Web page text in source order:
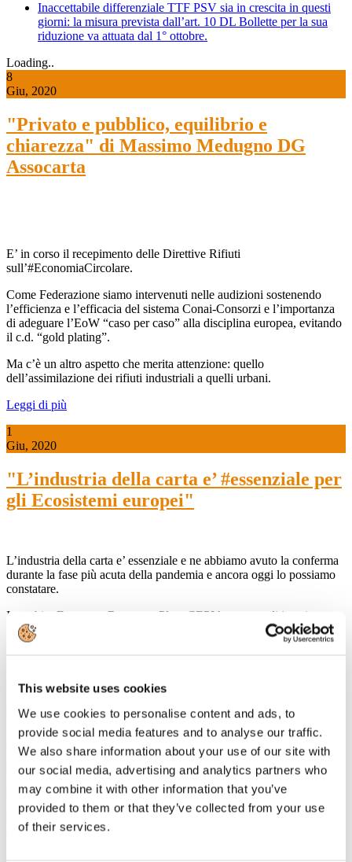
This website uses cookies
We use cookies to personalise content and ads, to
provide social media features and to analyse our traffic.
We also share information about your use of our site with
our social media, advertising and analytics partners who
may combine it with other information that you’ve
provided to them or that they’ve collected from your use
of their services.
Inaccettabile differenziale TTF PSV sia in crescita in questi
giorni: la misura prevista dall’art. 10 DL Bollette per la sua
riduzione va attuata dal 1° ottobre.
Loading..
8
Giu, 2020
"Privato e pubblico, equilibrio e
chiarezza" di Massimo Medugno DG
Assocarta
E’ in corso il recepimento delle Direttive Rifiuti
sull’#EconomiaCircolare.
Come Federazione siamo intervenuti nelle audizioni sostenendo
l’efficienza e l’efficacia del sistema Conai-Consorzi e l’importanza
di adeguare l’EoW “caso per caso” alla disciplina europea, evitando
il c.d. “gold plating”.
Ma c’è un altro aspetto che merita attenzione: quello
dell’assimilazione dei rifiuti industriali a quelli urbani.
Leggi di più
1
Giu, 2020
"L’industria della carta e’ #essenziale per
gli Ecosistemi europei"
L’industria della carta e’ essenziale e ne abbiamo avuto la conferma
durante la fase più acuta della pandemia e ancora oggi lo possiamo
constatare.
In ambito European Recovery Plan, CEPI ha tentato di inserire tra
gli Ecosystems il "Forest-Based Industrial Ecosystem" senza
apparente successo.
Ecosystems (pag. 39 deldocumento
Di seguito ne elenchiamo solo alcuni:
Agri-food (per l’imballaggio)
Energy Intensive Industries (per il processo e la parte energetica)
Creative & Cultural Industries (per la parte grafica e stampa)
Proximity & Social Economy (per la prossimità nell’economia
circolare)